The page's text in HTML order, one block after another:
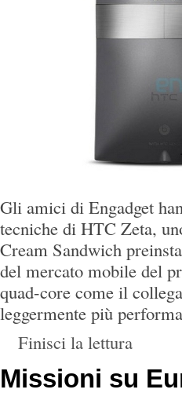
Gli amici di Engadget
tecniche di HTC Zeta,
Cream Sandwich
del mercato mobile del
quad-core come il
leggermente più
Finisci la lettura
Missioni su